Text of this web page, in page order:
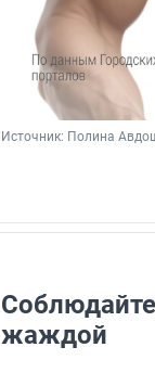
Источник: Полина
жаждой